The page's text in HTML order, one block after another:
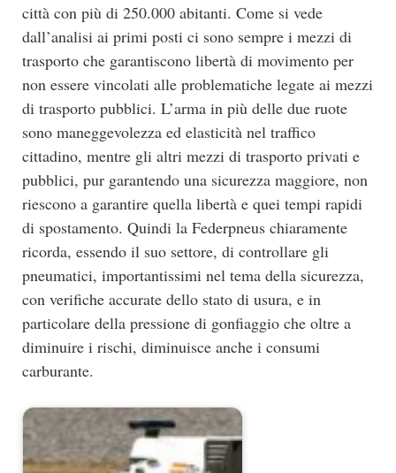
città con più di 250.000 abitanti. Come si vede
dall’analisi ai primi posti ci sono sempre i mezzi di
trasporto che garantiscono libertà di movimento per
non essere vincolati alle problematiche legate ai mezzi
di trasporto pubblici. L’arma in più delle due ruote
sono maneggevolezza ed elasticità nel traffico
cittadino, mentre gli altri mezzi di trasporto privati e
pubblici, pur garantendo una sicurezza maggiore, non
riescono a garantire quella libertà e quei tempi rapidi
di spostamento. Quindi la Federpneus chiaramente
ricorda, essendo il suo settore, di controllare gli
pneumatici, importantissimi nel tema della sicurezza,
con verifiche accurate dello stato di usura, e in
particolare della pressione di gonfiaggio che oltre a
diminuire i rischi, diminuisce anche i consumi
carburante.